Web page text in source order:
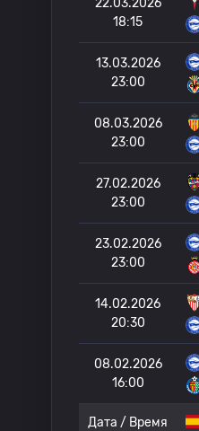
22.03.2026
18:15
13.03.2026
23:00
08.03.2026
23:00
27.02.2026
23:00
23.02.2026
23:00
14.02.2026
20:30
08.02.2026
16:00
Дата / Время